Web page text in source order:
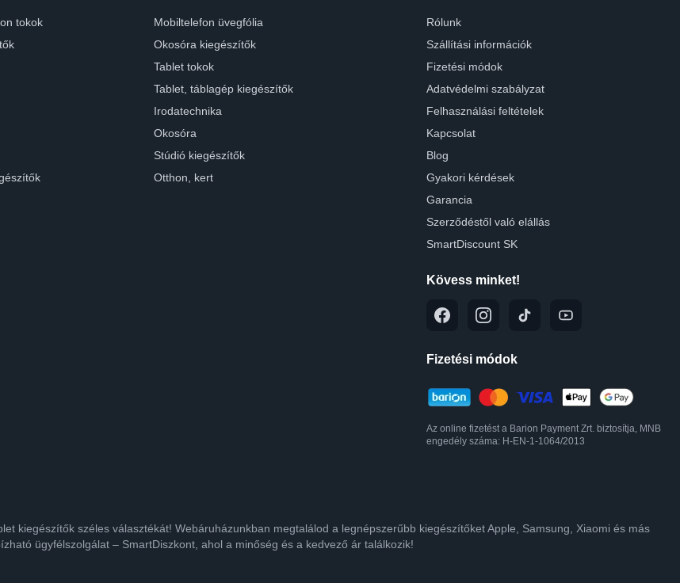
tokok
Mobiltelefon üvegfólia
Okosóra kiegészítők
Tablet tokok
Tablet, táblagép kiegészítők
Irodatechnika
Okosóra
Stúdió kiegészítők
Otthon, kert
Rólunk
Szállítási információk
Fizetési módok
Adatvédelmi szabályzat
Felhasználási feltételek
Kapcsolat
Blog
Gyakori kérdések
Garancia
Szerződéstől való elállás
SmartDiscount SK
Kövess minket!
Fizetési módok
Az online fizetést a Barion Payment Zrt. biztosítja, MNB
engedély száma: H-EN-1-1064/2013
kiegészítők széles választékát! Webáruházunkban megtalálod a legnépszerűbb kiegészítőket Apple, Samsung, Xiaomi és más
ügyfélszolgálat – SmartDiszkont, ahol a minőség és a kedvező ár találkozik!